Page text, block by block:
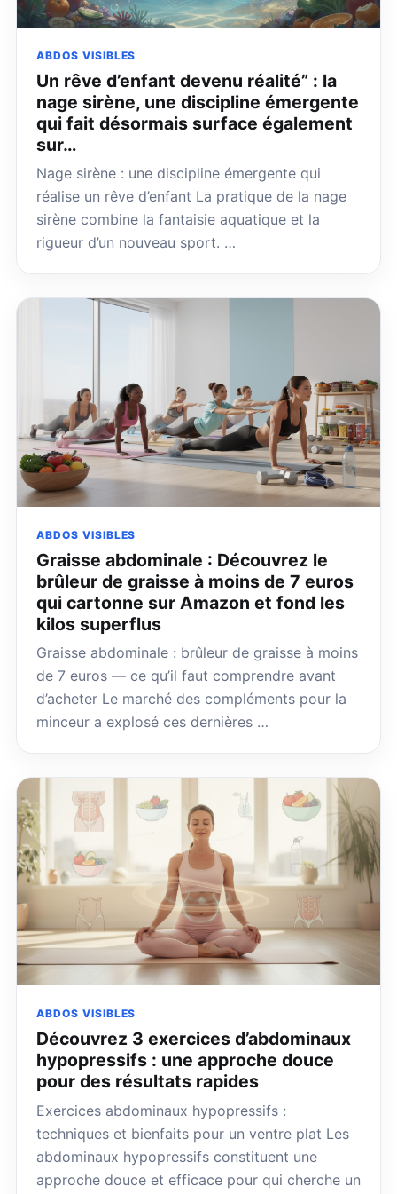
ABDOS VISIBLES
Un rêve d’enfant devenu réalité” : la
nage sirène, une discipline émergente
qui fait désormais surface également
sur…
Nage sirène : une discipline émergente qui
réalise un rêve d’enfant La pratique de la nage
sirène combine la fantaisie aquatique et la
rigueur d’un nouveau sport. …
ABDOS VISIBLES
Graisse abdominale : Découvrez le
brûleur de graisse à moins de 7 euros
qui cartonne sur Amazon et fond les
kilos superflus
Graisse abdominale : brûleur de graisse à moins
de 7 euros — ce qu’il faut comprendre avant
d’acheter Le marché des compléments pour la
minceur a explosé ces dernières …
ABDOS VISIBLES
Découvrez 3 exercices d’abdominaux
hypopressifs : une approche douce
pour des résultats rapides
Exercices abdominaux hypopressifs :
techniques et bienfaits pour un ventre plat Les
abdominaux hypopressifs constituent une
approche douce et efficace pour qui cherche un